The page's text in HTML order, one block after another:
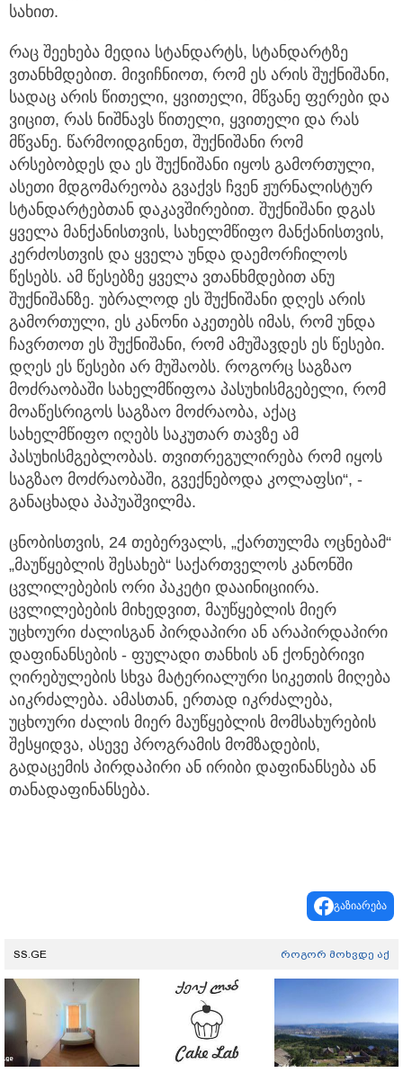
სახით.
რაც შეეხება მედია სტანდარტს, სტანდარტზე
ვთანხმდებით. მივიჩნიოთ, რომ ეს არის შუქნიშანი,
სადაც არის წითელი, ყვითელი, მწვანე ფერები და
ვიცით, რას ნიშნავს წითელი, ყვითელი და რას
მწვანე. წარმოიდგინეთ, შუქნიშანი რომ
არსებობდეს და ეს შუქნიშანი იყოს გამორთული,
ასეთი მდგომარეობა გვაქვს ჩვენ ჟურნალისტურ
სტანდარტებთან დაკავშირებით. შუქნიშანი დგას
ყველა მანქანისთვის, სახელმწიფო მანქანისთვის,
კერძოსთვის და ყველა უნდა დაემორჩილოს
წესებს. ამ წესებზე ყველა ვთანხმდებით ანუ
შუქნიშანზე. უბრალოდ ეს შუქნიშანი დღეს არის
გამორთული, ეს კანონი აკეთებს იმას, რომ უნდა
ჩავრთოთ ეს შუქნიშანი, რომ ამუშავდეს ეს წესები.
დღეს ეს წესები არ მუშაობს. როგორც საგზაო
მოძრაობაში სახელმწიფოა პასუხისმგებელი, რომ
მოაწესრიგოს საგზაო მოძრაობა, აქაც
სახელმწიფო იღებს საკუთარ თავზე ამ
პასუხისმგებლობას. თვითრეგულირება რომ იყოს
საგზაო მოძრაობაში, გვექნებოდა კოლაფსი“, -
განაცხადა პაპუაშვილმა.
ცნობისთვის, 24 თებერვალს, „ქართულმა ოცნებამ“
„მაუწყებლის შესახებ“ საქართველოს კანონში
ცვლილებების ორი პაკეტი დააინიციირა.
ცვლილებების მიხედვით, მაუწყებლის მიერ
უცხოური ძალისგან პირდაპირი ან არაპირდაპირი
დაფინანსების - ფულადი თანხის ან ქონებრივი
ღირებულების სხვა მატერიალური სიკეთის მიღება
აიკრძალება. ამასთან, ერთად იკრძალება,
უცხოური ძალის მიერ მაუწყებლის მომსახურების
შესყიდვა, ასევე პროგრამის მომზადების,
გადაცემის პირდაპირი ან ირიბი დაფინანსება ან
თანადაფინანსება.
გაზიარება
SS.GE როგორ მოხვდე აქ